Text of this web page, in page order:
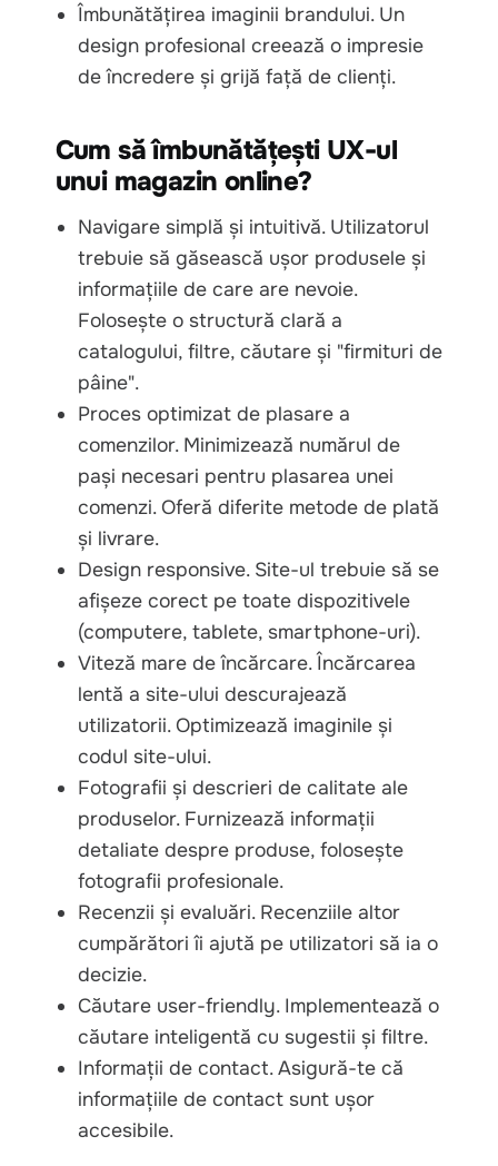
Îmbunătățirea imaginii brandului. Un
design profesional creează o impresie
de încredere și grijă față de clienți.
Cum să îmbunătățești UX-ul
unui magazin online?
Navigare simplă și intuitivă. Utilizatorul
trebuie să găsească ușor produsele și
informațiile de care are nevoie.
Folosește o structură clară a
catalogului, filtre, căutare și "firmituri de
pâine".
Proces optimizat de plasare a
comenzilor. Minimizează numărul de
pași necesari pentru plasarea unei
comenzi. Oferă diferite metode de plată
și livrare.
Design responsive. Site-ul trebuie să se
afișeze corect pe toate dispozitivele
(computere, tablete, smartphone-uri).
Viteză mare de încărcare. Încărcarea
lentă a site-ului descurajează
utilizatorii. Optimizează imaginile și
codul site-ului.
Fotografii și descrieri de calitate ale
produselor. Furnizează informații
detaliate despre produse, folosește
fotografii profesionale.
Recenzii și evaluări. Recenziile altor
cumpărători îi ajută pe utilizatori să ia o
decizie.
Căutare user-friendly. Implementează o
căutare inteligentă cu sugestii și filtre.
Informații de contact. Asigură-te că
informațiile de contact sunt ușor
accesibile.